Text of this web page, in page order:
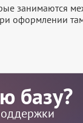
занимаются
оформлении
базу?